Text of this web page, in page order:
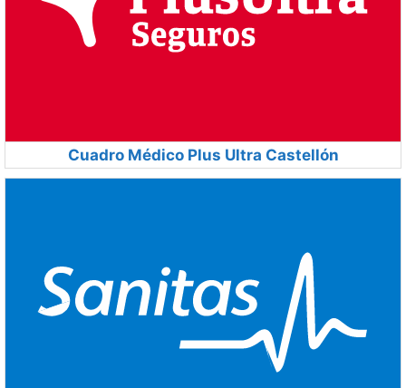
Cuadro Médico Plus Ultra Castellón